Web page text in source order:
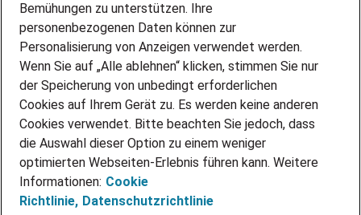
ÜBER UNS
STANDORTE
BLOG
PRESSE
KONTAKT
@Adecco 2026
IMPRESSUM
DATENSCHUTZ
Bemühungen zu unterstützen. Ihre
personenbezogenen Daten können zur
Personalisierung von Anzeigen verwendet werden.
Wenn Sie auf „Alle ablehnen“ klicken, stimmen Sie nur
der Speicherung von unbedingt erforderlichen
Cookies auf Ihrem Gerät zu. Es werden keine anderen
Cookies verwendet. Bitte beachten Sie jedoch, dass
die Auswahl dieser Option zu einem weniger
optimierten Webseiten-Erlebnis führen kann. Weitere
Informationen: Cookie
Richtlinie, Datenschutzrichtlinie